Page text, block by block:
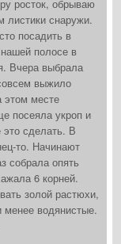
росток, обрываю
листики снаружи.
посадить в
полосе в
Вчера выбрала
выжило
этом месте
посеяла укроп и
сделать. В
то. Начинают
собрала опять
6 корней.
золой растюхи,
водянистые.